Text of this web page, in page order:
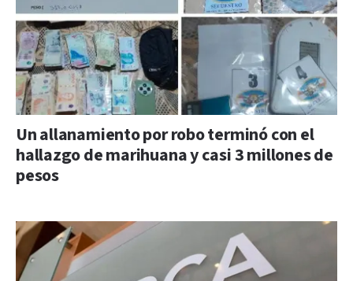
Un allanamiento por robo terminó con el
hallazgo de marihuana y casi 3 millones de
pesos